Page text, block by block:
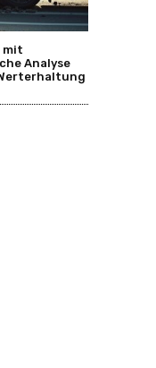
mit
Analyse